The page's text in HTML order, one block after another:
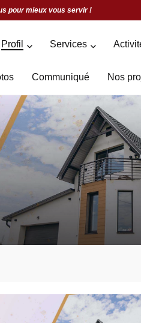
pour mieux vous servir !
Profil Services
Communiqué Nos